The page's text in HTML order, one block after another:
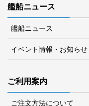
艦船ニュース
艦船ニュース
イベント情報・お知らせ
ご利用案内
ご注文方法について